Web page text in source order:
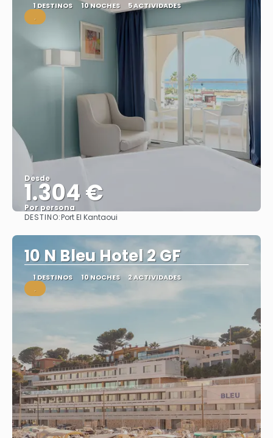
1 DESTINOS 10 NOCHES 5 ACTIVIDADES
.
Desde
1.304 €
Por persona
DESTINO:Port El Kantaoui
10 N Bleu Hotel 2 GF
1 DESTINOS 10 NOCHES 2 ACTIVIDADES
.